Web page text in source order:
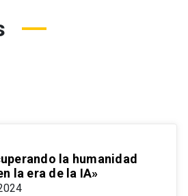
la humanidad
la era de la IA»